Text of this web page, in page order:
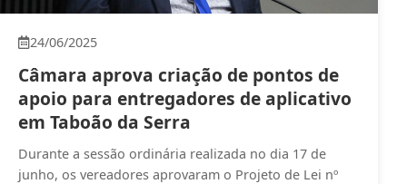
24/06/2025
Câmara aprova criação de pontos de
apoio para entregadores de aplicativo
em Taboão da Serra
Durante a sessão ordinária realizada no dia 17 de
junho, os vereadores aprovaram o Projeto de Lei nº